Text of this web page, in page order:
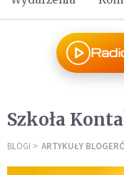
Szkoła
BLOGI ARTYKUŁY